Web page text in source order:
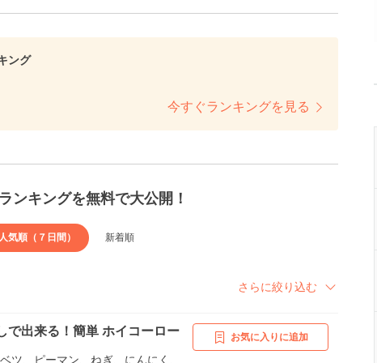
ング
今すぐランキングを見る
ンキングを無料で大公開！
人気順（７日間） 新着順
さらに絞り込む
で出来る！簡単 ホイコーロー
ツ、ピーマン、ねぎ、にんにく、
お気に入りに追加